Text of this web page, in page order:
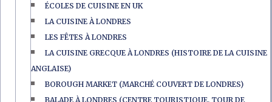
ÉCOLES DE CUISINE EN UK
LA CUISINE À LONDRES
LES FÊTES À LONDRES
LA CUISINE GRECQUE À LONDRES (HISTOIRE DE LA CUISINE
ANGLAISE)
BOROUGH MARKET (MARCHÉ COUVERT DE LONDRES)
BALADE À LONDRES (CENTRE TOURISTIQUE, TOUR DE